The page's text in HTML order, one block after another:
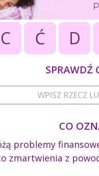
C Ć D
SPRAWDŹ
CO
problemy
zmartwienia z